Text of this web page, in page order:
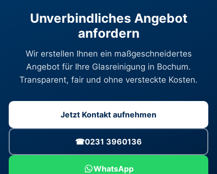
Unverbindliches Angebot
anfordern
Wir erstellen Ihnen ein maßgeschneidertes
Angebot für Ihre Glasreinigung in Bochum.
Transparent, fair und ohne versteckte Kosten.
Jetzt Kontakt aufnehmen
☎0231 3960136
WhatsApp